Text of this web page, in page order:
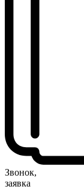
Звонок,
заявка